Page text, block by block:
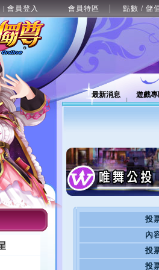
| 會員登入 會員特區 點數 / 儲
最新消息 遊戲
投
內
投
投